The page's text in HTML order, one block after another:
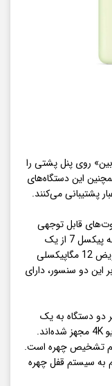
روی پنل پشتی را
است. همچنین این دستگاه‌های
پشتیبانی می‌کنند.
قابل توجهی
هستیم. روی پنل پشتی و ماژول مستطیلی یکپارچه پیکسل ‌7 از یک
دوربین اصلی 50 مگاپیکسلی و یک سنسور فوق‌عریض 12 مگاپیکسلی
پیکسل 7 پرو علاوه بر این دو سنسور، دارای
دو دستگاه به یک
دوربین جلو 10.8 مگاپیکسلی با قابلیت ضبط ویدیو 4K مجهز شده‌اند.
تشخیص چهره است.
به سیستم قفل چهره